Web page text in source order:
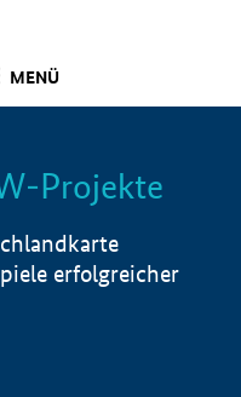
MENÜ
Info
Projekte
erfolgreicher